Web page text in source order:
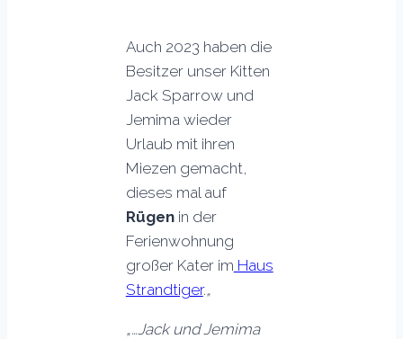
Auch 2023 haben die
Besitzer unser Kitten
Jack Sparrow und
Jemima wieder
Urlaub mit ihren
Miezen gemacht,
dieses mal auf
Rügenin der
Ferienwohnung
großer Kater im Haus
Strandtiger.„
„…Jack und Jemima